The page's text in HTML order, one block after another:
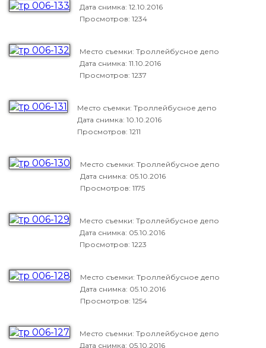
Дата снимка: 12.10.2016
Просмотров: 1234
Место съемки: Троллейбусное депо
Дата снимка: 11.10.2016
Просмотров: 1237
Место съемки: Троллейбусное депо
Дата снимка: 10.10.2016
Просмотров: 1211
Место съемки: Троллейбусное депо
Дата снимка: 05.10.2016
Просмотров: 1175
Место съемки: Троллейбусное депо
Дата снимка: 05.10.2016
Просмотров: 1223
Место съемки: Троллейбусное депо
Дата снимка: 05.10.2016
Просмотров: 1254
Место съемки: Троллейбусное депо
Дата снимка: 05.10.2016